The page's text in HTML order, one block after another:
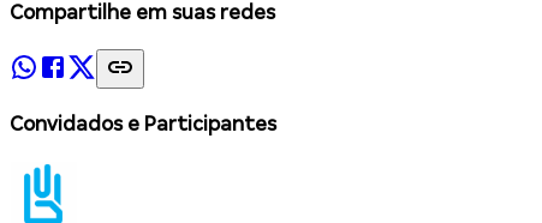
Compartilhe em suas redes
Convidados e Participantes